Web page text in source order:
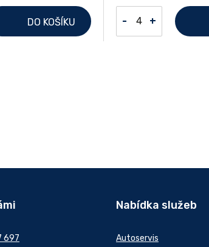
DO KOŠÍKU - +
697
Nabídka služeb
Autoservis